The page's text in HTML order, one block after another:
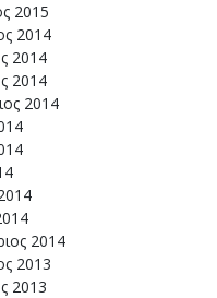
2015
2014
2014
2014
2014
2014
2013
2013